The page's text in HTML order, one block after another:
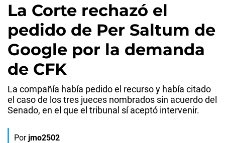
La Corte rechazó el
pedido de Per Saltum de
Google por la demanda
de CFK
La compañía había pedido el recurso y había citado
el caso de los tres jueces nombrados sin acuerdo del
Senado, en el que el tribunal sí aceptó intervenir.
Por jmo2502